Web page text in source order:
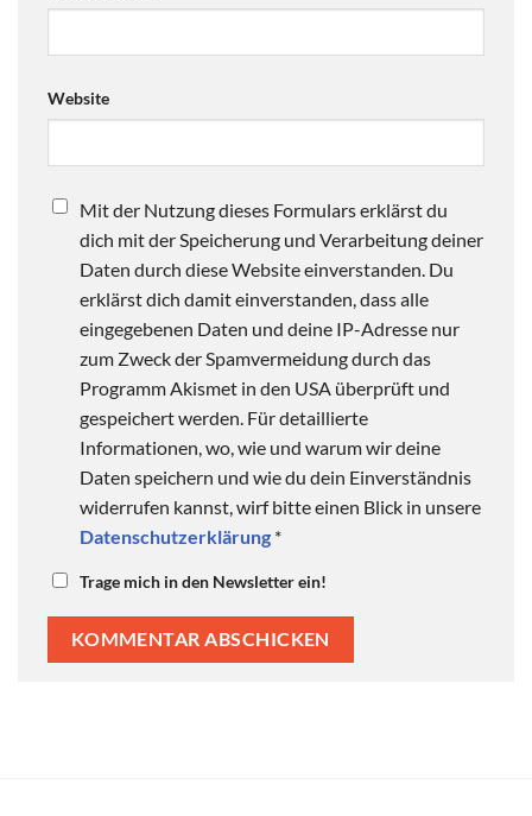
Website
Mit der Nutzung dieses Formulars erklärst du
dich mit der Speicherung und Verarbeitung deiner
Daten durch diese Website einverstanden. Du
erklärst dich damit einverstanden, dass alle
eingegebenen Daten und deine IP-Adresse nur
zum Zweck der Spamvermeidung durch das
Programm Akismet in den USA überprüft und
gespeichert werden. Für detaillierte
Informationen, wo, wie und warum wir deine
Daten speichern und wie du dein Einverständnis
widerrufen kannst, wirf bitte einen Blick in unsere
Datenschutzerklärung *
Trage mich in den Newsletter ein!